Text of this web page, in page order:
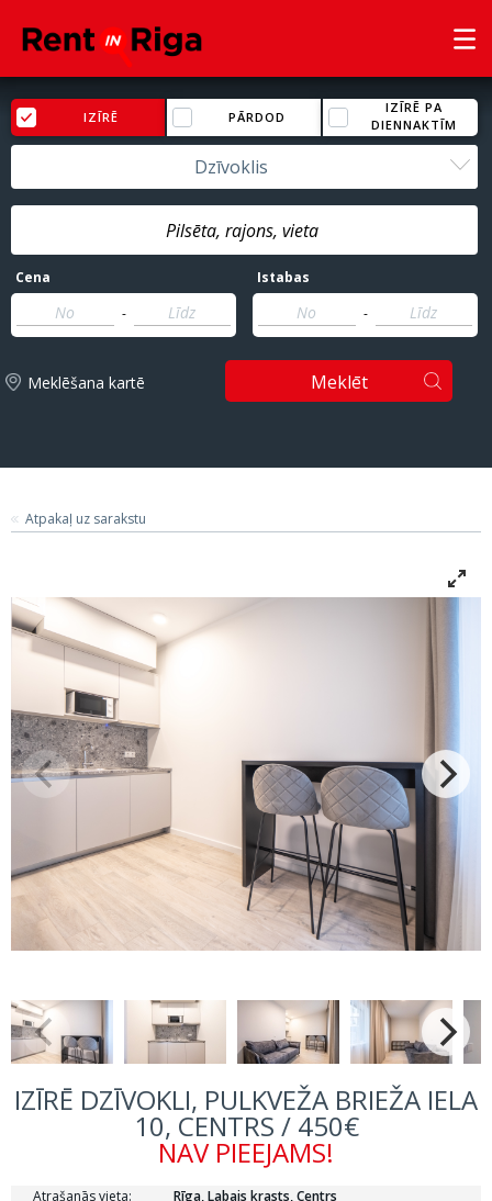
IZĪRĒ PĀRDOD
IZĪRĒ PA
DIENNAKTĪM
Dzīvoklis
Cena
-
Istabas
-
Meklēšana kartē Meklēt
Atpakaļ uz sarakstu
IZĪRĒ DZĪVOKLI, PULKVEŽA BRIEŽA IELA
10, CENTRS / 450€
NAV PIEEJAMS!
Atrašanās vieta:
Rīga, Labais krasts, Centrs